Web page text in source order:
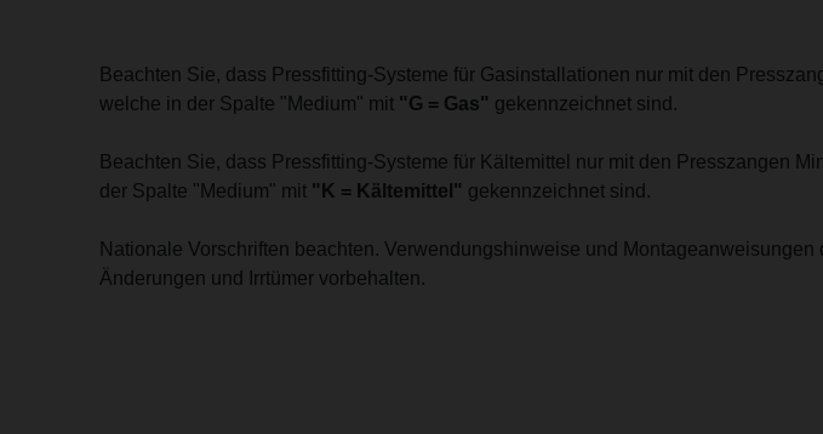
Beachten Sie, dass Pressfitting-Systeme für Gasinstallationen nur mit den
welche in der Spalte "Medium" mit "G = Gas" gekennzeichnet sind.
Beachten Sie, dass Pressfitting-Systeme für Kältemittel nur mit den Presszangen
der Spalte "Medium" mit "K = Kältemittel" gekennzeichnet sind.
Nationale Vorschriften beachten. Verwendungshinweise und
Änderungen und Irrtümer vorbehalten.